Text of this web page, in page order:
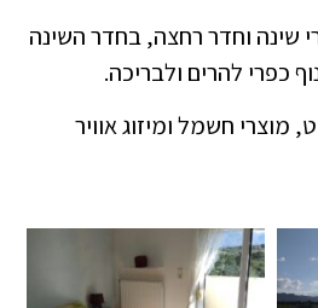
העליונה, 2 חדרי שינה וחדר רחצה, בחדר השינה
כפרי להרים ולבריכה.
מוצרי חשמל ומיזוג אוויר